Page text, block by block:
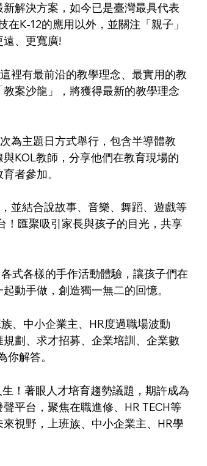
解決方案，如今已是臺灣最具代表
K-12的應用以外，並關注「親子」
、更寬廣!
裡有最前沿的教學理念、最實用的教
案沙龍」，將獲得最新的教學理念
為主題日方式舉行，包含半導體教
KOL教師，分享他們在教育現場的
者參加。
並結合說故事、音樂、舞蹈、遊戲等
！匯聚吸引家長與孩子的目光，共享
式各樣的手作活動體驗，讓孩子們在
動手做，創造獨一無二的回憶。
、中小企業主、HR度過職場波動
劃、求才招募、企業培訓、企業數
解答。
！著眼人才培育趨勢議題，期許成為
平台，聚焦在職進修、HR TECH等
視野，上班族、中小企業主、HR學